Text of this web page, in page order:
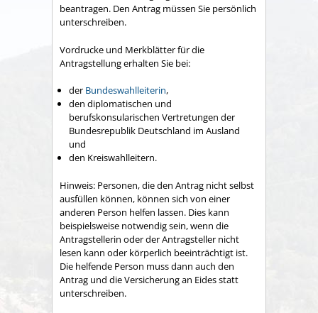
beantragen. Den Antrag müssen Sie persönlich
unterschreiben.
Vordrucke und Merkblätter für die
Antragstellung erhalten Sie bei:
der Bundeswahlleiterin,
den diplomatischen und
berufskonsularischen Vertretungen der
Bundesrepublik Deutschland im Ausland
und
den Kreiswahlleitern.
Hinweis: Personen, die den Antrag nicht selbst
ausfüllen können, können sich von einer
anderen Person helfen lassen. Dies kann
beispielsweise notwendig sein, wenn die
Antragstellerin oder der Antragsteller nicht
lesen kann oder körperlich beeinträchtigt ist.
Die helfende Person muss dann auch den
Antrag und dieVersicherung an Eides statt
unterschreiben.